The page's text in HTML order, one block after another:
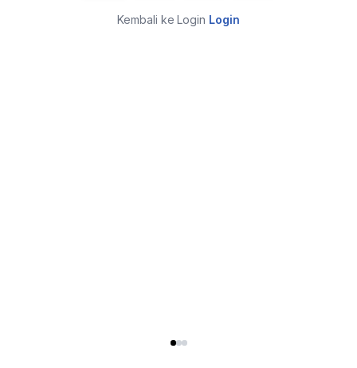
Kembali ke Login Login